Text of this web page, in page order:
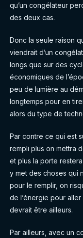
qu’un congélateur
des deux cas.
Donc la seule raison
viendrait d’un
longs que sur des
économiques de
peu de lumière au
longtemps pour en
alors du type de
Par contre ce qui est
rempli plus on mettra
et plus la porte
y met des choses qui
pour le remplir, on
de l’énergie pour
devrait être ailleurs.
Par ailleurs, avec un